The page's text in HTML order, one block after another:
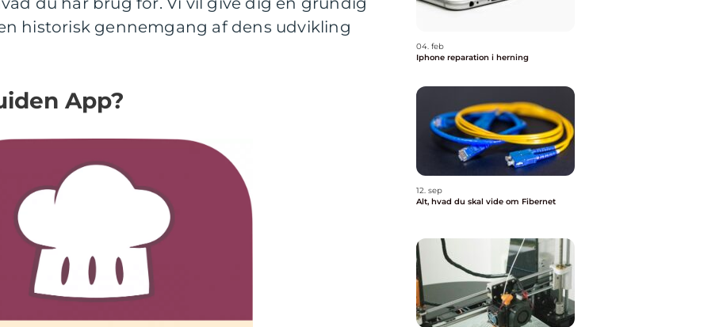
historisk gennemgang af dens udvikling
App?
04. feb
Iphone reparation i herning
12. sep
Alt, hvad du skal vide om Fibernet